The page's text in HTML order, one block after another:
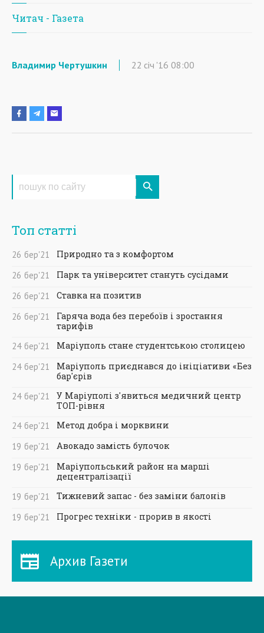
Читач - Газета
Владимир Чертушкин 22 січ '16 08:00
Топ статті
26 бер'21
Природно та з комфортом
26 бер'21
Парк та університет стануть сусідами
26 бер'21
Ставка на позитив
26 бер'21
Гаряча вода без перебоїв і зростання
тарифів
24 бер'21
Маріуполь стане студентською столицею
24 бер'21
Маріуполь приєднався до ініціативи «Без
бар'єрів
24 бер'21
У Маріуполі з'явиться медичний центр
ТОП-рівня
24 бер'21
Метод добра і морквини
19 бер'21
Авокадо замість булочок
19 бер'21
Маріупольський район на марші
децентралізації
19 бер'21
Тижневий запас - без заміни балонів
19 бер'21 Прогрес техніки - прорив в якості
Архив Газети